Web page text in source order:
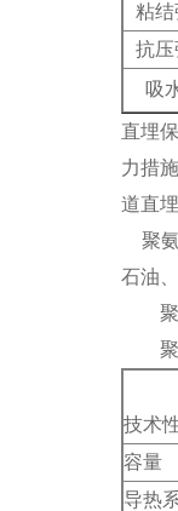
粘
抗
吸
直埋
力措
道直
聚
石油
聚氨
聚氨
技术
容量
导热